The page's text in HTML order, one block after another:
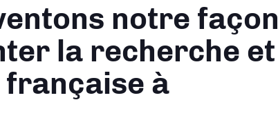
notre façon
la recherche et
française à